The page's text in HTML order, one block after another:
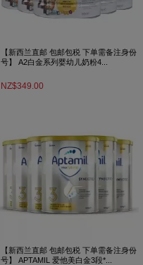
【新西兰直邮 包邮包税 下单需备注身份
号】 A2白金系列婴幼儿奶粉4...
NZ$349.00
【新西兰直邮 包邮包税 下单需备注身份
号】 APTAMIL 爱他美白金3段*...